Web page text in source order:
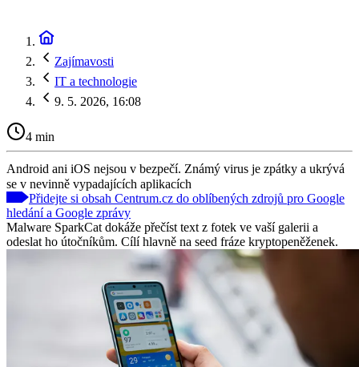
Zajímavosti
IT a technologie
9. 5. 2026, 16:08
4 min
Android ani iOS nejsou v bezpečí. Známý virus je zpátky a ukrývá
se v nevinně vypadajících aplikacích
Přidejte si obsah Centrum.cz do oblíbených zdrojů pro Google
hledání a Google zprávy
Malware SparkCat dokáže přečíst text z fotek ve vaší galerii a
odeslat ho útočníkům. Cílí hlavně na seed fráze kryptopeněženek.